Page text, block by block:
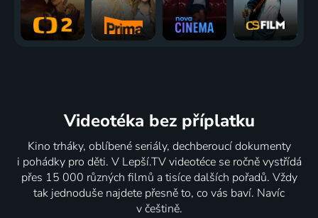
Videotéka bez příplatku
Kino trháky, oblíbené seriály, dechberoucí dokumenty
i pohádky pro děti. V Lepší.TV videotéce se ročně vystřídá
přes 15 000 různých filmů a tisíce dalších pořadů. Vždy
tak jednoduše najdete přesně to, co vás baví. Navíc
v češtině.